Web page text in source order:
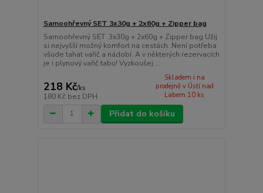
Samoohřevný SET 3x30g + 2x60g + Zipper bag
Samoohřevný SET 3x30g + 2x60g + Zipper bag Užij
si nejvyšší možný komfort na cestách. Není potřeba
všude tahat vařič a nádobí. A v některých rezervacích
je i plynový vařič tabu! Vyzkoušej ...
218 Kč/ks
180 Kč bez DPH
Skladem i na
prodejně v Ústí nad
Labem 10 ks
Přidat do košíku